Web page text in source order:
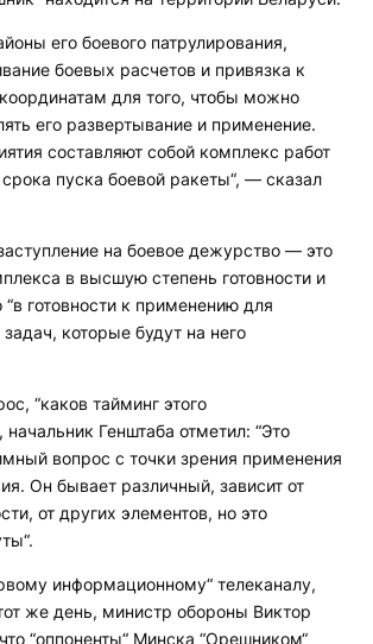
его боевого патрулирования,
боевых расчетов и привязка к
для того, чтобы можно
его развертывание и применение.
составляют собой комплекс работ
пуска боевой ракеты“, — сказал
на боевое дежурство — это
в высшую степень готовности и
готовности к применению для
которые будут на него
“каков тайминг этого
начальник Генштаба отметил: “Это
вопрос с точки зрения применения
Он бывает различный, зависит от
от других элементов, но это
информационному“ телеканалу,
же день, министр обороны Виктор
“оппоненты“ Минска “Орешником“